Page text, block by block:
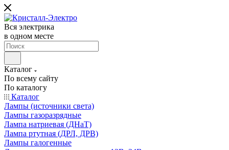
Вся электрика
в одном месте
Каталог
По всему сайту
По каталогу
Каталог
Лампы (источники света)
Лампы газоразрядные
Лампа натриевая (ДНаТ)
Лампа ртутная (ДРЛ, ДРВ)
Лампы галогенные